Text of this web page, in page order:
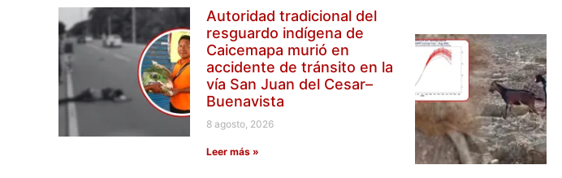
Autoridad tradicional del
resguardo indígena de
Caicemapa murió en
accidente de tránsito en la
vía San Juan del Cesar–
Buenavista
8 agosto, 2026
Leer más »